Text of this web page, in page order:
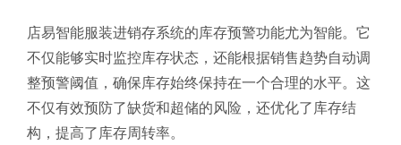
店易智能服装进销存系统的库存预警功能尤为智能。它
不仅能够实时监控库存状态，还能根据销售趋势自动调
整预警阈值，确保库存始终保持在一个合理的水平。这
不仅有效预防了缺货和超储的风险，还优化了库存结
构，提高了库存周转率。